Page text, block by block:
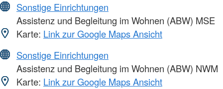
Sonstige Einrichtungen
Assistenz und Begleitung im Wohnen (ABW) MSE
Karte: Link zur Google Maps Ansicht
Sonstige Einrichtungen
Assistenz und Begleitung im Wohnen (ABW) NWM
Karte: Link zur Google Maps Ansicht